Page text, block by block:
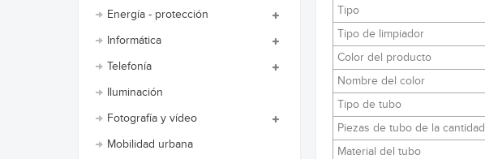
Energía - protección
Informática
Telefonía
Iluminación
Fotografía y vídeo
Mobilidad urbana
Tipo
Tipo de limpiador
Color del producto
Nombre del color
Tipo de tubo
Piezas de tubo de la cantidad
Material del tubo